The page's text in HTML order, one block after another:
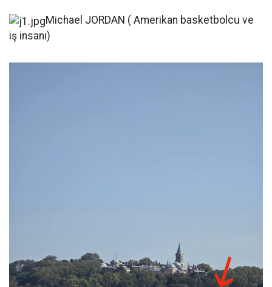
Michael JORDAN ( Amerikan basketbolcu ve
iş insanı)